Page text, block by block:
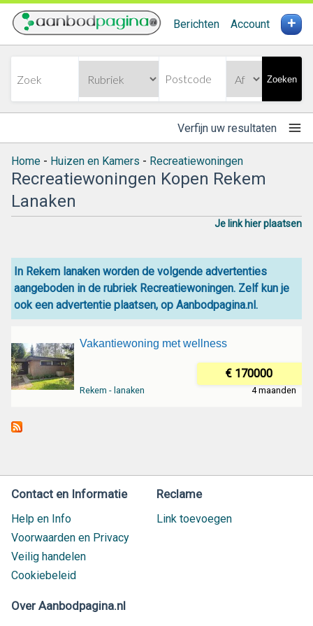
Berichten Account +
Zoeken
Verfijn uw resultaten
Home - Huizen en Kamers - Recreatiewoningen
Recreatiewoningen Kopen Rekem
Lanaken
Je link hier plaatsen
In Rekem lanaken worden de volgende advertenties
aangeboden in de rubriek Recreatiewoningen. Zelf kun je
ook een advertentie plaatsen, op Aanbodpagina.nl.
Vakantiewoning met wellness
€ 170000
Rekem - lanaken 4 maanden
Contact en Informatie
Help en Info
Voorwaarden en Privacy
Veilig handelen
Cookiebeleid
Reclame
Link toevoegen
Over Aanbodpagina.nl